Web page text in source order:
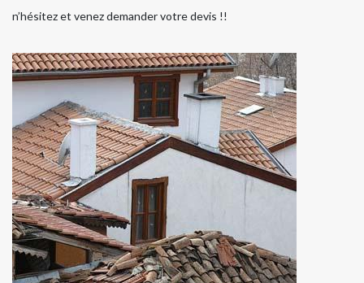
n’hésitez et venez demander votre devis !!